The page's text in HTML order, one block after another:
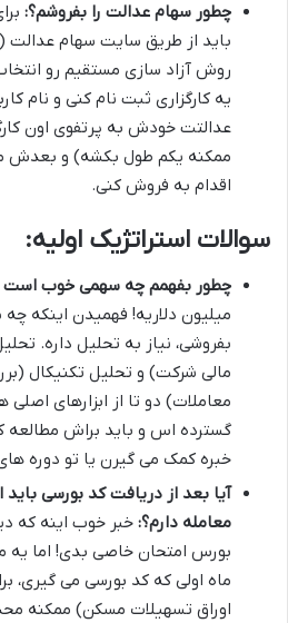
چطور سهام عدالت را بفروشم؟:
روش آزاد سازی مستقیم رو
یه کارگزاری ثبت نام کنی و نام
عدالتت خودش به پرتفوی اون
ممکنه یکم طول بکشه) و بعدش
اقدام به فروش کنی.
سوالات استراتژیک اولیه:
چطور بفهمم چه سهمی خوب است
میلیون دلاریه! فهمیدن اینکه
بفروشی، نیاز به تحلیل داره.
مالی شرکت) و تحلیل تکنیکال
معاملات) دو تا از ابزارهای
گسترده اس و باید براش مطالعه
خبره کمک می گیرن یا تو دوره
آیا بعد از دریافت کد بورسی
معامله دارم؟: خبر خوب اینه که
بورس امتحان خاصی بدی! اما
ماه اولی که کد بورسی می گیری،
اوراق تسهیلات مسکن) ممکنه